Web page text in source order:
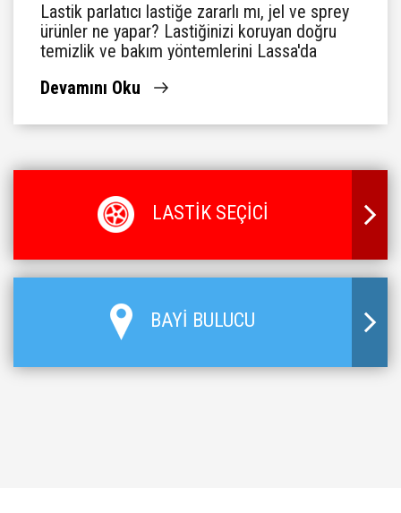
Lastik parlatıcı lastiğe zararlı mı, jel ve sprey
ürünler ne yapar? Lastiğinizi koruyan doğru
temizlik ve bakım yöntemlerini Lassa'da
Devamını Oku
LASTİK SEÇİCİ
BAYİ BULUCU